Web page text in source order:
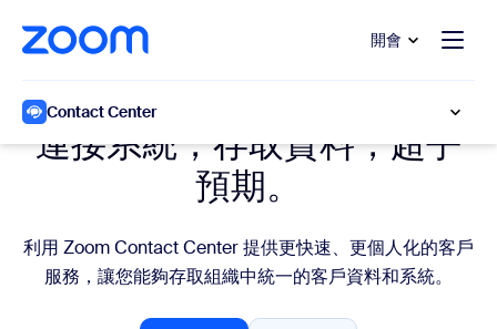
至主要內容
至協助聊天 開會
Contact Center
連接系統，存取資料，超乎
預期。
利用 Zoom Contact Center 提供更快速、更個人化的客戶
服務，讓您能夠存取組織中統一的客戶資料和系統。